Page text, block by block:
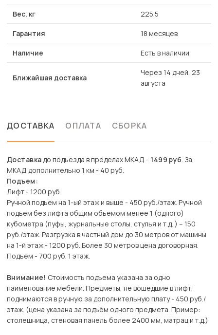
Вес, кг 225.5
Гарантия 18 месяцев
Наличие Есть в наличии
Ближайшая доставка
Через 14 дней, 23
августа
ДОСТАВКА ОПЛАТА СБОРКА
Доставкадо подъезда в пределах МКАД - 1499 руб. За
МКАД дополнительно 1 км - 40 руб.
Подъем:
Лифт - 1200 руб.
Ручной подъем на 1-ый этаж и выше - 450 руб./этаж. Ручной
подъем без лифта общим объемом менее 1 (одного)
кубометра (пуфы, журнальные столы, стулья и т.д. ) – 150
руб./этаж. Разгрузка в частный дом до 30 метров от машины
на 1-й этаж - 1200 руб. Более 30 метров цена договорная.
Подъем - 700 руб. 1 этаж.
Внимание! Стоимость подъема указана за одно
наименование мебели. Предметы, не вошедшие в лифт,
поднимаются в ручную за дополнительную плату - 450 руб./
этаж. (цена указана за подъём одного предмета. Пример:
столешница, стеновая панель более 2400 мм, матрац и т.д.)